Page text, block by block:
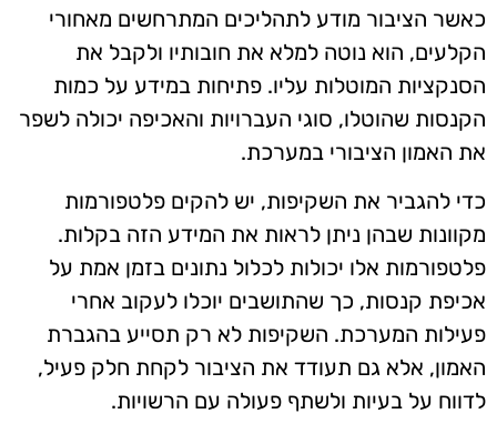
כאשר הציבור מודע לתהליכים המתרחשים מאחורי
הקלעים, הוא נוטה למלא את חובותיו ולקבל את
הסנקציות המוטלות עליו. פתיחות במידע על כמות
הקנסות שהוטלו, סוגי העברויות והאכיפה יכולה לשפר
את האמון הציבורי במערכת.
כדי להגביר את השקיפות, יש להקים פלטפורמות
מקוונות שבהן ניתן לראות את המידע הזה בקלות.
פלטפורמות אלו יכולות לכלול נתונים בזמן אמת על
אכיפת קנסות, כך שהתושבים יוכלו לעקוב אחרי
פעילות המערכת. השקיפות לא רק תסייע בהגברת
האמון, אלא גם תעודד את הציבור לקחת חלק פעיל,
לדווח על בעיות ולשתף פעולה עם הרשויות.